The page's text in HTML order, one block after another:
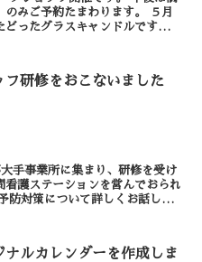
ご予約たまわります。 ５月
ったグラスキャンドルです。初
フ研修をおこないました
手事業所に集まり、研修を受け
看護ステーションを営んでおられ
ナルカレンダーを作成しま